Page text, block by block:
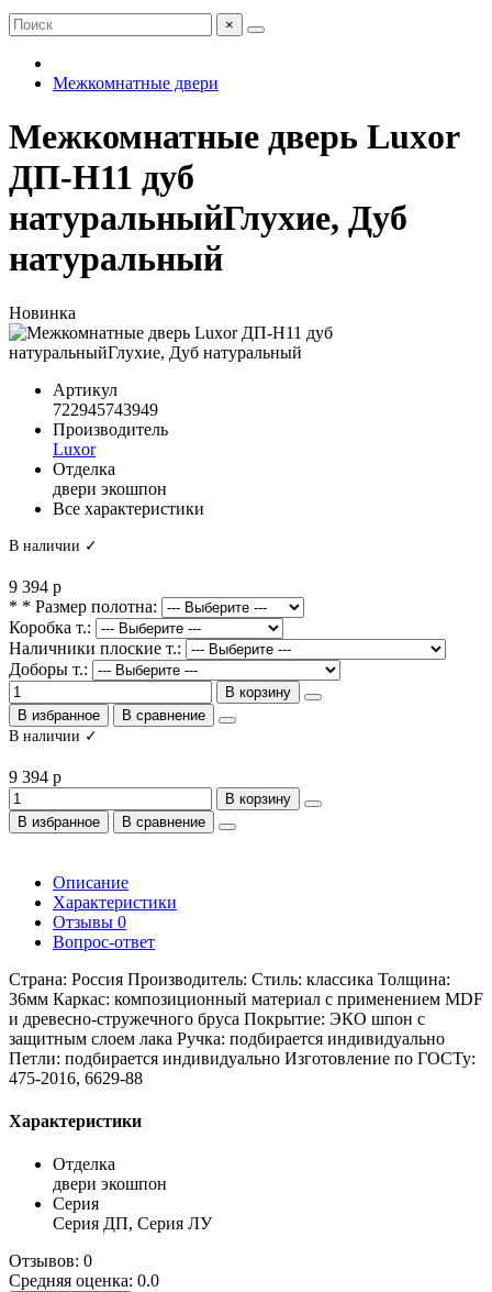
×
Межкомнатные двери
Межкомнатные дверь Luxor
ДП-Н11 дуб
натуральныйГлухие, Дуб
натуральный
Новинка
Артикул
722945743949
Производитель
Luxor
Отделка
двери экошпон
Все характеристики
В наличии ✓
9 394 р
* * Размер полотна:
Коробка т.:
Наличники плоские т.:
Доборы т.:
В корзину
В избранное
В сравнение
В наличии ✓
9 394 р
В корзину
В избранное
В сравнение
Описание
Характеристики
Отзывы 0
Вопрос-ответ
Страна: Россия Производитель: Стиль: классика Толщина:
36мм Каркас: композиционный материал с применением MDF
и древесно-стружечного бруса Покрытие: ЭКО шпон с
защитным слоем лака Ручка: подбирается индивидуально
Петли: подбирается индивидуально Изготовление по ГОСТу:
475-2016, 6629-88
Характеристики
Отделка
двери экошпон
Серия
Серия ДП, Серия ЛУ
Отзывов: 0
Средняя оценка: 0.0